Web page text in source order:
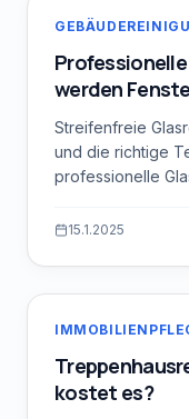
werden
Streifenfreie
und die richtige
professionelle
15.1.2025
kostet es?